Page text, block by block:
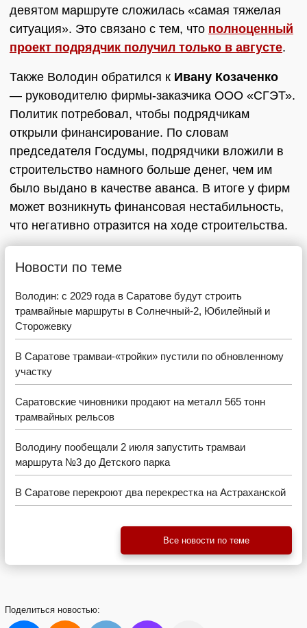
девятом маршруте сложилась «самая тяжелая
ситуация». Это связано с тем, что полноценный
проект подрядчик получил только в августе.
Также Володин обратился к Ивану Козаченко
— руководителю фирмы-заказчика ООО «СГЭТ».
Политик потребовал, чтобы подрядчикам
открыли финансирование. По словам
председателя Госдумы, подрядчики вложили в
строительство намного больше денег, чем им
было выдано в качестве аванса. В итоге у фирм
может возникнуть финансовая нестабильность,
что негативно отразится на ходе строительства.
Новости по теме
Володин: с 2029 года в Саратове будут строить
трамвайные маршруты в Солнечный-2, Юбилейный и
Сторожевку
В Саратове трамваи-«тройки» пустили по обновленному
участку
Саратовские чиновники продают на металл 565 тонн
трамвайных рельсов
Володину пообещали 2 июля запустить трамваи
маршрута №3 до Детского парка
В Саратове перекроют два перекрестка на Астраханской
Все новости по теме
Поделиться новостью: